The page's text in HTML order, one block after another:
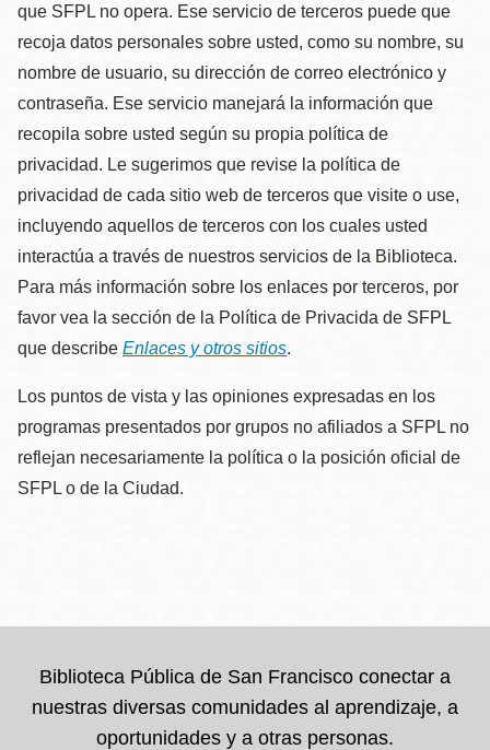
que SFPL no opera. Ese servicio de terceros puede que
recoja datos personales sobre usted, como su nombre, su
nombre de usuario, su dirección de correo electrónico y
contraseña. Ese servicio manejará la información que
recopila sobre usted según su propia política de
privacidad. Le sugerimos que revise la política de
privacidad de cada sitio web de terceros que visite o use,
incluyendo aquellos de terceros con los cuales usted
interactúa a través de nuestros servicios de la Biblioteca.
Para más información sobre los enlaces por terceros, por
favor vea la sección de la Política de Privacida de SFPL
que describe Enlaces y otros sitios.
Los puntos de vista y las opiniones expresadas en los
programas presentados por grupos no afiliados a SFPL no
reflejan necesariamente la política o la posición oficial de
SFPL o de la Ciudad.
Biblioteca Pública de San Francisco conectar a
nuestras diversas comunidades al aprendizaje, a
oportunidades y a otras personas.